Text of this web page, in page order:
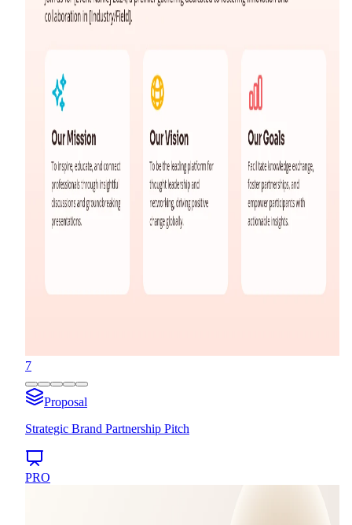
7
Proposal
Strategic Brand Partnership Pitch
PRO